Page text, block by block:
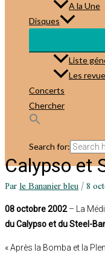
A la Une
Disques
Liste
Les
Concerts
Chercher
Search for:
Calypso et
Parle Bananier bleu/8
08 octobre 2002– La
du Calypso et du Steel-
« Après la Bomba et la